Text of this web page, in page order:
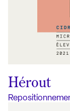
Hérout